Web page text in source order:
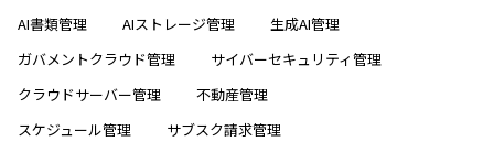
AI書類管理
AIストレージ管理
生成AI管理
ガバメントクラウド管理
サイバーセキュリティ管理
クラウドサーバー管理
不動産管理
スケジュール管理
サブスク請求管理